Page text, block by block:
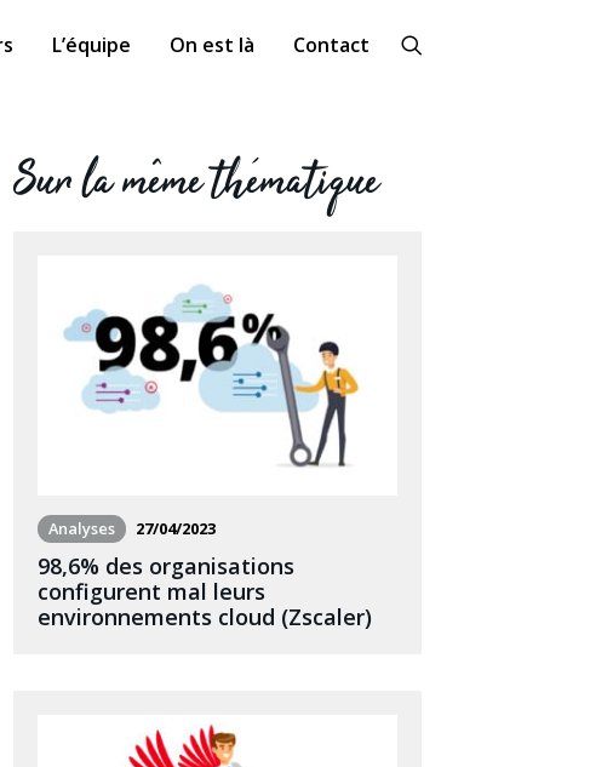
L’équipe On est là Contact
Sur la même thématique
Analyses 27/04/2023
98,6% des organisations
configurent mal leurs
environnements cloud (Zscaler)